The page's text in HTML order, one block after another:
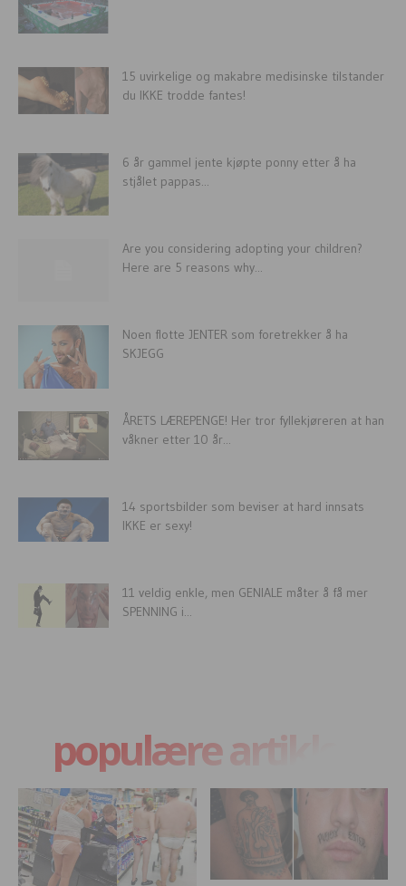
15 uvirkelige og makabre medisinske tilstander
du IKKE trodde fantes!
6 år gammel jente kjøpte ponny etter å ha
stjålet pappas...
Are you considering adopting your children?
Here are 5 reasons why...
Noen flotte JENTER som foretrekker å ha
SKJEGG
ÅRETS LÆREPENGE! Her tror fyllekjøreren at han
våkner etter 10 år...
14 sportsbilder som beviser at hard innsats
IKKE er sexy!
11 veldig enkle, men GENIALE måter å få mer
SPENNING i...
populære artikler